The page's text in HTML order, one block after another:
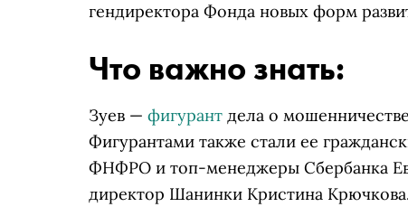
гендиректора Фонда новых форм
Что важно знать:
Зуев — фигурант дела о
Фигурантами также стали ее
ФНФРО и топ-менеджеры Сбербанка
директор Шанинки Кристина